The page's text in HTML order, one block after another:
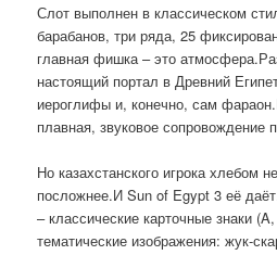
Слот выполнен в классическом
барабанов, три ряда, 25
главная фишка – это
настоящий портал в Древний
иероглифы и, конечно, сам
плавная, звуковое сопровождение
Но казахстанского игрока хлебом
посложнее.И Sun of Egypt 3 её
– классические карточные знаки
тематические изображения: жук-